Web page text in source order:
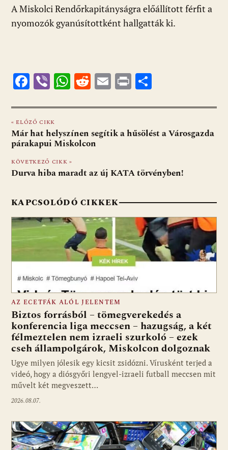
A Miskolci Rendőrkapitányságra előállított férfit a
nyomozók gyanúsítottként hallgatták ki.
F
e
b
o
o
k
Vi
er
W
at
s
A
p
p
R
d
di
t
E
ai
l
Pr
t za
m
« ELŐZŐ CIKK
Már hat helyszínen segítik a hűsölést a Városgazda
párakapui Miskolcon
KÖVETKEZŐ CIKK »
Durva hiba maradt az új KATA törvényben!
KAPCSOLÓDÓ CIKKEK
AZ ECETFÁK ALÓL JELENTEM
Biztos forrásból – tömegverekedés a
konferencia liga meccsen – hazugság, a két
félmeztelen nem izraeli szurkoló – ezek
cseh állampolgárok, Miskolcon dolgoznak
Ugye milyen jólesik egy kicsit zsidózni. Vírusként terjed a
videó, hogy a diósgyőri lengyel-izraeli futball meccsen mit
művelt két megveszett…
2026.08.07.